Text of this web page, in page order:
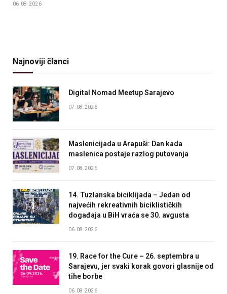
06.08.2026
Najnoviji članci
Digital Nomad Meetup Sarajevo
07.08.2026
Maslenicijada u Arapuši: Dan kada
maslenica postaje razlog putovanja
07.08.2026
14. Tuzlanska biciklijada – Jedan od
najvećih rekreativnih biciklističkih
događaja u BiH vraća se 30. avgusta
06.08.2026
19. Race for the Cure – 26. septembra u
Sarajevu, jer svaki korak govori glasnije od
tihe borbe
06.08.2026